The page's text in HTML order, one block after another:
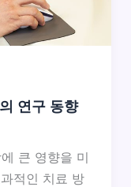
연구 동향
큰 영향을 미
적인 치료 방